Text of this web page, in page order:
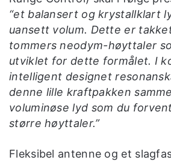
“et balansert og krystallklart
uansett volum. Dette er
tommers neodym-høyttaler
utviklet for dette formålet. I
intelligent designet
denne lille kraftpakken
voluminøse lyd som du
større høyttaler.”
Fleksibel antenne og et